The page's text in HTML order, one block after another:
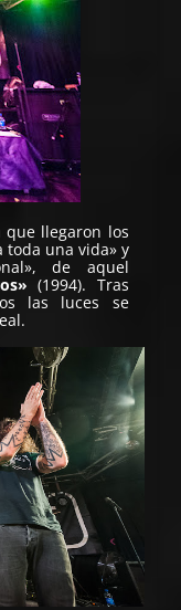
que llegaron los
toda una vida» y
de aquel
(1994). Tras
las luces se